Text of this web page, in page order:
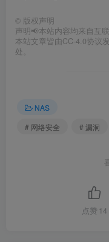
© 版权声明
声明📢本站内容均来自互
本站文章皆由CC-4.0协议
处。
NAS
# 网络安全
# 漏洞
点赞 14